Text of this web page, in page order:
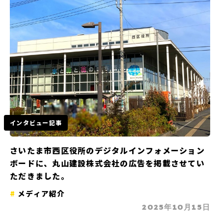
インタビュー記事
さいたま市西区役所のデジタルインフォメーション
ボードに、丸山建設株式会社の広告を掲載させてい
ただきました。
メディア紹介
2025年10月15日